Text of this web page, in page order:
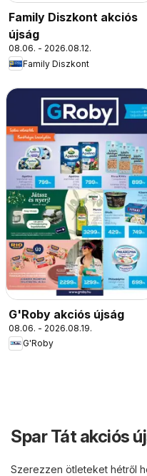
Family Diszkont akciós
újság
08.06. - 2026.08.12.
Family Diszkont
G'Roby akciós újság
08.06. - 2026.08.19.
G'Roby
Spar Tát akciós
Szerezzen ötleteket hétről